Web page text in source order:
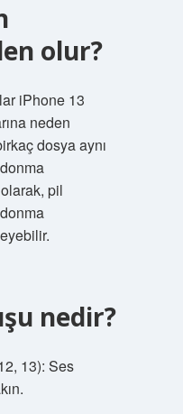
olur?
iPhone 13
neden
dosya aynı
pil
nedir?
13): Ses